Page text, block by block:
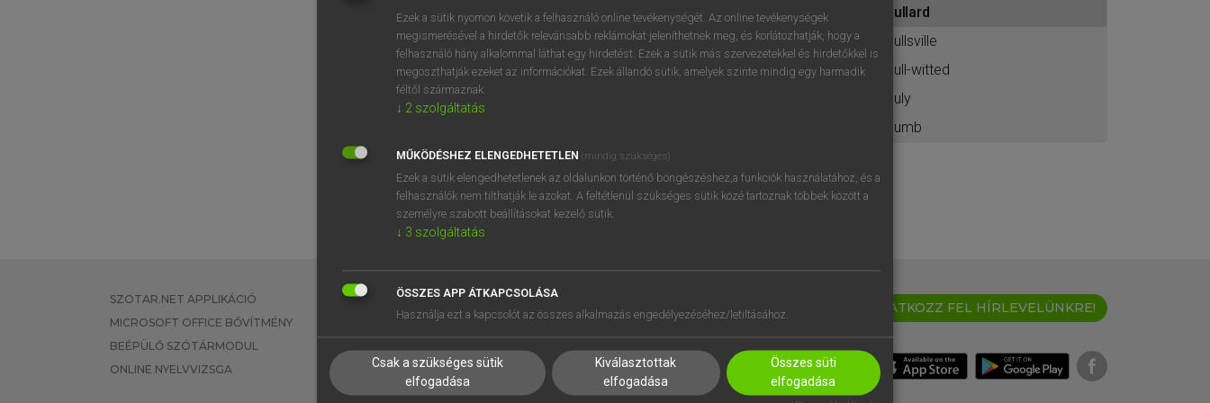
BELÉPÉS
próbaverziójának elindításához
regisztrálok ésbelépek.
REGISZTRÁCIÓ
dullard
dullsville
dull-witted
duly
dumb
SZOTAR.NET APPLIKÁCIÓ
MICROSOFT OFFICE BŐVÍTMÉNY
BEÉPÜLŐ SZÓTÁRMODUL
ONLINE NYELVVIZSGA
EGYÉNI FELHASZNÁLÓKNAK
TANULÓKNAK
VÁLLALATI MEGOLDÁSOK
SÚGÓ
RÓLUNK
SÜTI BEÁLLÍTÁSOK
IRATKOZZ FEL HÍRLEVELÜNKRE!
Ezek a sütik nyomon követik a felhasználó online tevékenységét. Az online tevékenységek
megismerésével a hirdetők relevánsabb reklámokat jeleníthetnek meg, és korlátozhatják, hogy a
felhasználó hány alkalommal láthat egy hirdetést. Ezek a sütik más szervezetekkel és hirdetőkkel is
megoszthatják ezeket az információkat. Ezek állandó sütik, amelyek szinte mindig egy harmadik
féltől származnak.
↓ 2 szolgáltatás
MŰKÖDÉSHEZ ELENGEDHETETLEN (mindig szükséges)
Ezek a sütik elengedhetetlenek az oldalunkon történő böngészéshez,a funkciók használatához, és a
felhasználók nem tilthatják le azokat. A feltétlenül szükséges sütik közé tartoznak többek között a
személyre szabott beállításokat kezelő sütik.
↓ 3 szolgáltatás
ÖSSZES APP ÁTKAPCSOLÁSA
Használja ezt a kapcsolót az összes alkalmazás engedélyezéséhez/letiltásához.
Csak a szükséges sütik
elfogadása
Kiválasztottak
elfogadása
Összes süti
elfogadása